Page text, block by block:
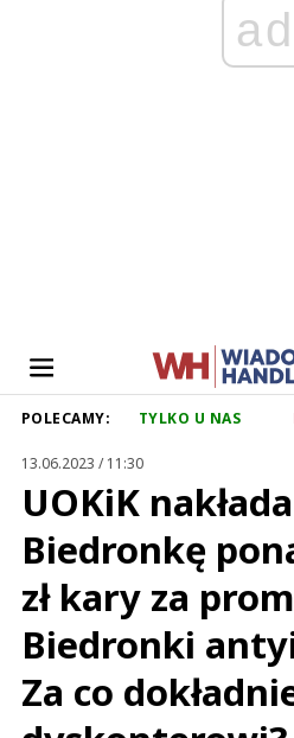
ad
POLECAMY: TYLKO U NAS
13.06.2023 / 11:30
UOKiK
Biedronkę
zł kary za
Biedronki
Za co